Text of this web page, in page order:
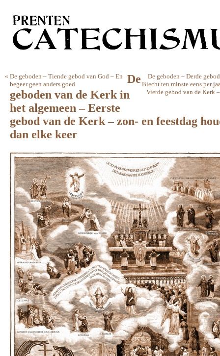
« De geboden – Tiende gebod van God – En
begeer geen anders goed
De geboden – Derde
Biecht ten minste eens per
Vierde gebod van de Kerk
De
geboden van de Kerk in
het algemeen – Eerste
gebod van de Kerk – zon- en feestdag
dan elke keer